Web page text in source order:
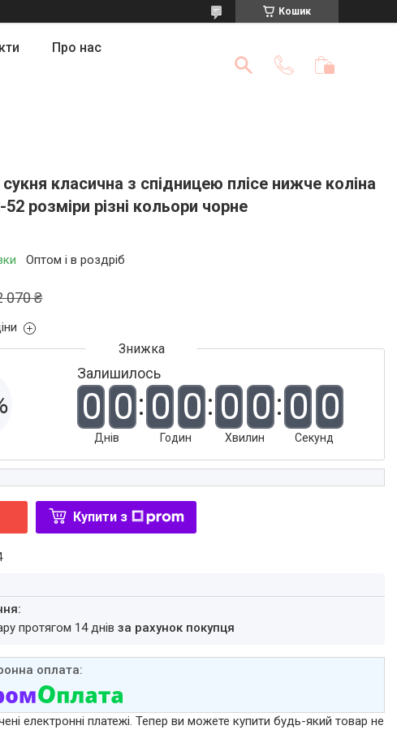
Кошик
Про нас
класична з спідницею плісе нижче коліна
розміри різні кольори чорне
Оптом і в роздріб
070 ₴
Залишилось
0 0
Днів
0 0
Годин
0 0
Хвилин
0 0
Секунд
Купити з
протягом 14 днівза рахунок покупця
електронні платежі. Тепер ви можете купити будь-який товар не